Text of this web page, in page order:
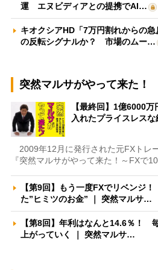
運 エヌビディアとの提携でAI…
キオクシアHD「7万円割れからの
の反転シグナルか？ 市場のムー…
突然マルサがやって来た！
【最終回】1億6000
入れたプライスレス
2009年12月に発行された元FXトレ
『突然マルサがやって来た！～FXで
【第9回】もう一度FXでリベンジ
た”ヒミツのお金” ｜ 突然マルサ…
【第8回】年利はなんと14.6％！
上がっていく ｜ 突然マルサ…